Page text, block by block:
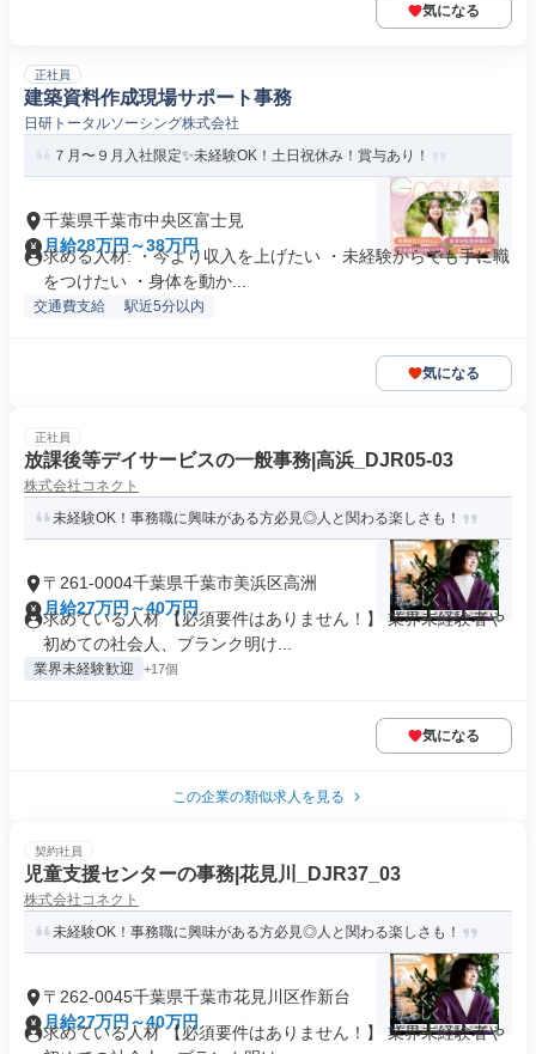
気になる
正社員
建築資料作成現場サポート事務
日研トータルソーシング株式会社
７月〜９月入社限定✨未経験OK！土日祝休み！賞与あり！
千葉県千葉市中央区富士見
月給28万円～38万円
求める人材: ・今より収入を上げたい ・未経験からでも手に職
をつけたい ・身体を動か...
交通費支給 駅近5分以内
気になる
正社員
放課後等デイサービスの一般事務|高浜_DJR05-03
株式会社コネクト
未経験OK！事務職に興味がある方必見◎人と関わる楽しさも！
〒261-0004千葉県千葉市美浜区高洲
月給27万円～40万円
求めている人材 【必須要件はありません！】 業界未経験者や
初めての社会人、ブランク明け...
業界未経験歓迎 +17個
気になる
この企業の類似求人を見る
契約社員
児童支援センターの事務|花見川_DJR37_03
株式会社コネクト
未経験OK！事務職に興味がある方必見◎人と関わる楽しさも！
〒262-0045千葉県千葉市花見川区作新台
月給27万円～40万円
求めている人材 【必須要件はありません！】 業界未経験者や